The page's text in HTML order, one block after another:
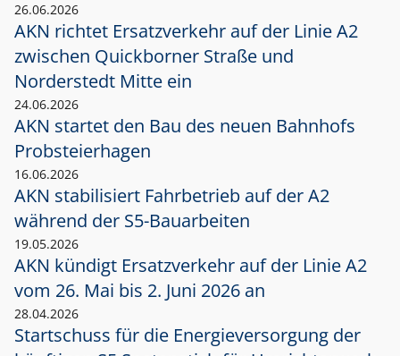
26.06.2026
AKN richtet Ersatzverkehr auf der Linie A2
zwischen Quickborner Straße und
Norderstedt Mitte ein
24.06.2026
AKN startet den Bau des neuen Bahnhofs
Probsteierhagen
16.06.2026
AKN stabilisiert Fahrbetrieb auf der A2
während der S5-Bauarbeiten
19.05.2026
AKN kündigt Ersatzverkehr auf der Linie A2
vom 26. Mai bis 2. Juni 2026 an
28.04.2026
Startschuss für die Energieversorgung der